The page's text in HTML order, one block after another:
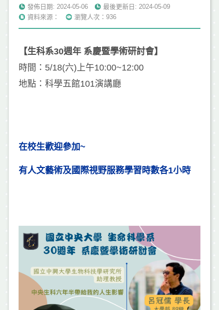
發佈日期: 2024-05-06
最後更新日: 2024-05-09
資料來源：
瀏覽人次：936
【生科系30週年 系慶暨學術研討會】
時間：5/18(六)上午10:00~12:00
地點：科學五館101演講廳
在校生歡迎參加~
有人文藝術及國際視野服務學習時數各1小時